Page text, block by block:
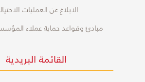
الابلاغ عن العمليات
مبادئ وقواعد حماية عملاء
القائمة البريدية